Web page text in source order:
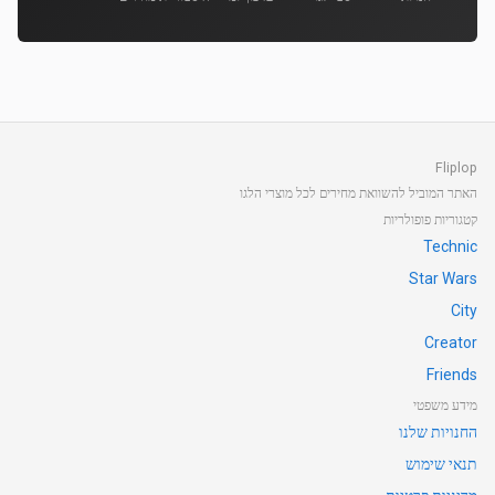
Fliplop
האתר המוביל להשוואת מחירים לכל מוצרי הלגו
קטגוריות פופולריות
Technic
Star Wars
City
Creator
Friends
מידע משפטי
החנויות שלנו
תנאי שימוש